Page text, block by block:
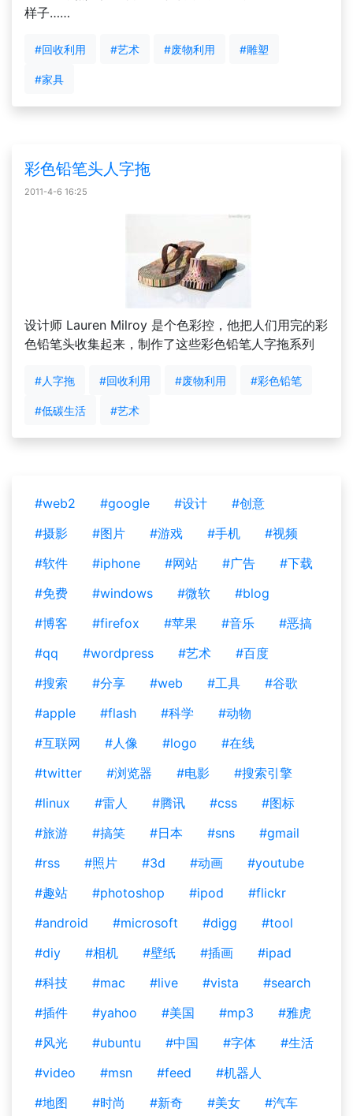
样子……
#回收利用 #艺术 #废物利用 #雕塑
#家具
彩色铅笔头人字拖
2011-4-6 16:25
设计师 Lauren Milroy 是个色彩控，他把人们用完的彩
色铅笔头收集起来，制作了这些彩色铅笔人字拖系列
#人字拖 #回收利用 #废物利用 #彩色铅笔
#低碳生活 #艺术
#web2 #google #设计
#创意
#摄影
#图片 #游戏 #手机
#视频
#软件
#iphone #网站 #广告
#下载
#免费
#windows #微软
#blog
#博客
#firefox #苹果 #音乐
#恶搞
#qq
#wordpress #艺术
#百度
#搜索
#分享 #web #工具
#谷歌
#apple
#flash #科学
#动物
#互联网
#人像 #logo
#在线
#twitter
#浏览器 #电影
#搜索引擎
#linux
#雷人 #腾讯 #css
#图标
#旅游
#搞笑 #日本 #sns
#gmail
#rss
#照片 #3d #动画
#youtube
#趣站
#photoshop #ipod
#flickr
#android
#microsoft #digg
#tool
#diy
#相机 #壁纸 #插画
#ipad
#科技
#mac #live #vista
#search
#插件
#yahoo #美国 #mp3
#雅虎
#风光
#ubuntu #中国 #字体
#生活
#video
#msn #feed
#机器人
#地图
#时尚 #新奇 #美女
#汽车